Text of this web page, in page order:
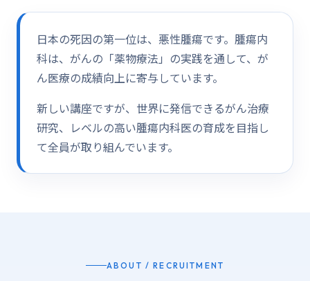
日本の死因の第一位は、悪性腫瘍です。腫瘍内
科は、がんの「薬物療法」の実践を通して、が
ん医療の成績向上に寄与しています。
新しい講座ですが、世界に発信できるがん治療
研究、レベルの高い腫瘍内科医の育成を目指し
て全員が取り組んでいます。
ABOUT / RECRUITMENT